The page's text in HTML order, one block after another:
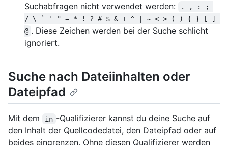
Suchabfragen nicht verwendet werden:
. , : ;
/ \ ` ' " = * ! ? # $ & + ^ | ~ < > ( ) { } [ ]
@ . Diese Zeichen werden bei der Suche schlicht
ignoriert.
Suche nach Dateiinhalten oder
Dateipfad
Mit dem in -Qualifizierer kannst du deine Suche auf
den Inhalt der Quellcodedatei, den Dateipfad oder auf
beides eingrenzen. Ohne diesen Qualifizierer werden